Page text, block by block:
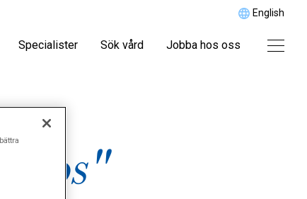
English
Specialister Sök vård Jobba hos oss